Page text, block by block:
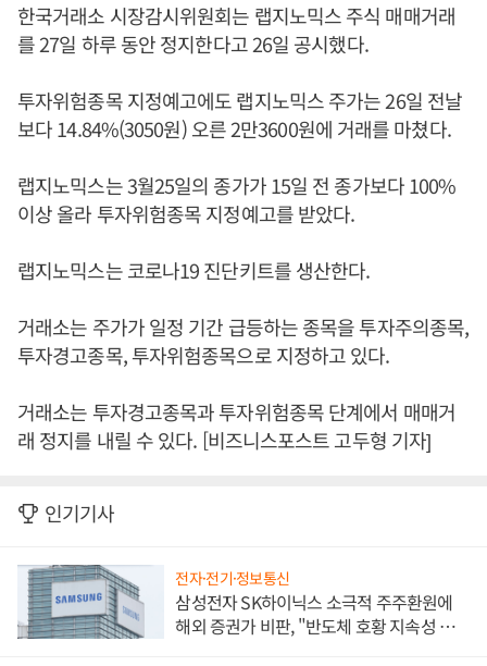
한국거래소 시장감시위원회는 랩지노믹스 주식 매매거래
를 27일 하루 동안 정지한다고 26일 공시했다.
투자위험종목 지정예고에도 랩지노믹스 주가는 26일 전날
보다 14.84%(3050원) 오른 2만3600원에 거래를 마쳤다.
랩지노믹스는 3월25일의 종가가 15일 전 종가보다 100%
이상 올라 투자위험종목 지정예고를 받았다.
랩지노믹스는 코로나19 진단키트를 생산한다.
거래소는 주가가 일정 기간 급등하는 종목을 투자주의종목,
투자경고종목, 투자위험종목으로 지정하고 있다.
거래소는 투자경고종목과 투자위험종목 단계에서 매매거
래 정지를 내릴 수 있다. [비즈니스포스트 고두형 기자]
인기기사
전자·전기·정보통신
삼성전자 SK하이닉스 소극적 주주환원에
해외 증권가 비판, "반도체 호황 지속성 의